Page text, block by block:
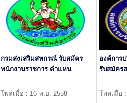
กรมส่งเสริมสหกรณ์ รับสมัคร
พนักงานราชการ ตำแหน
โพสเมื่อ : 16 พ.ย. 2558
องค์การ
รับสมัคร
โพสเมื่อ